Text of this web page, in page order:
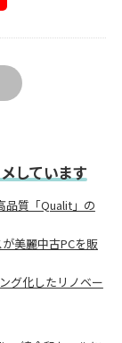
しています
品質「Qualit」の
美麗中古PCを販
グ化したリノベー